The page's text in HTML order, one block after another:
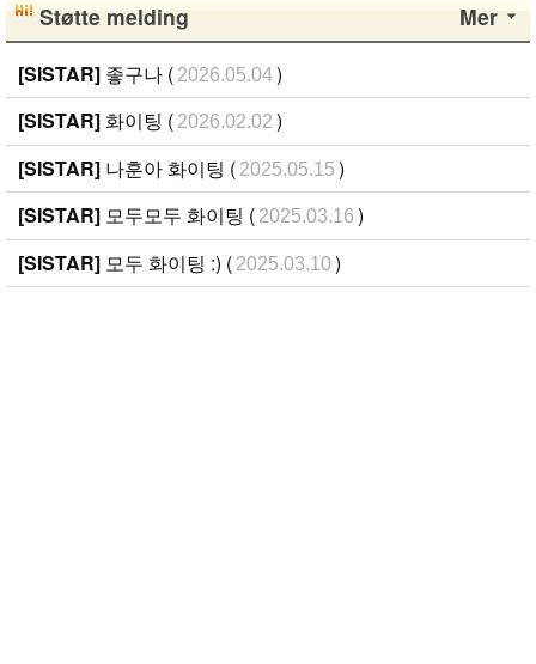
Mer
Støtte melding
[SISTAR] 좋구나 ( 2026.05.04)
[SISTAR] 화이팅 ( 2026.02.02 )
[SISTAR] 나훈아 화이팅 ( 2025.05.15 )
[SISTAR] 모두모두 화이팅 ( 2025.03.16 )
[SISTAR] 모두 화이팅 :) ( 2025.03.10 )